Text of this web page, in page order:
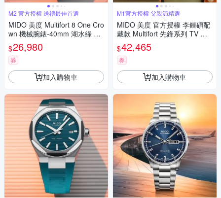
M2 官方授權 送禮最佳首選
MIDO 美度 Multifort 8 One Cro
wn 機械腕錶-40mm 湖水綠 M0
555071709100
$26,980
券
加入購物車
M1官方授權 父親節精選
MIDO 美度 官方授權 李鍾碩配
戴款 Multifort 先鋒系列 TV 大
日期窗機械錶 寵爸時刻 送禮推
薦-玫瑰金x藍 M049526330410
0
$42,465
券
加入購物車